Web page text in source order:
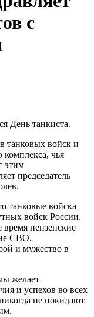
с
День танкиста.
танковых войск и
чья
этим
председатель
танковые войска
войск России.
пензенские
СВО,
и мужество в
желает
и успехов во всех
не покидают